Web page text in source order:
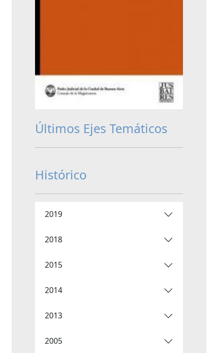
Últimos Ejes Temáticos
Histórico
2019
2018
2015
2014
2013
2005